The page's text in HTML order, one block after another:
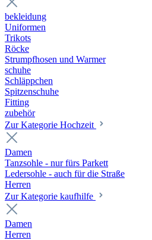
bekleidung
Uniformen
Trikots
Röcke
Strumpfhosen und Warmer
schuhe
Schläppchen
Spitzenschuhe
Fitting
zubehör
Zur Kategorie Hochzeit
Damen
Tanzsohle - nur fürs Parkett
Ledersohle - auch für die Straße
Herren
Zur Kategorie kaufhilfe
Damen
Herren